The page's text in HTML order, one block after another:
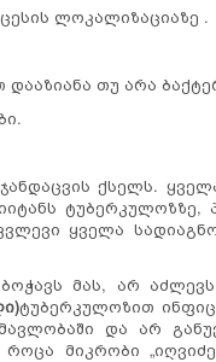
ლოკალიზაციაზე .
თუ არა
ქსელს.
ყველა
მას, არ
ტუბერკულოზით
და არ
მიკრობი